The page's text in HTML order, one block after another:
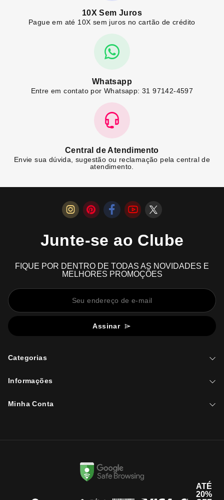
10X Sem Juros
Pague em até 10X sem juros no cartão de crédito
Whatsapp
Entre em contato por Whatsapp: 31 97142-4597
Central de Atendimento
Envie sua dúvida, sugestão ou reclamação pela central de
atendimento.
Junte-se ao Clube
FIQUE POR DENTRO DE TODAS AS NOVIDADES E
MELHORES PROMOÇÕES
Assinar
Categorias
Informações
Minha Conta
ATÉ
20%